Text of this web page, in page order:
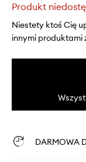
Produkt
Niestety ktoś Cię
innymi produktami
DARMOWA